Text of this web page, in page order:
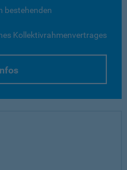
bestehenden
Kollektivrahmenvertrages